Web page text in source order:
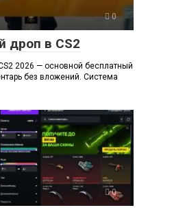
0
дроп в CS2
2026 — основной бесплатный
без вложений. Система
0